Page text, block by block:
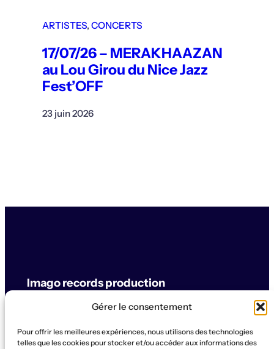
Gérer le consentement
Pour offrir les meilleures expériences, nous utilisons des technologies
telles que les cookies pour stocker et/ou accéder aux informations des
ARTISTES, CONCERTS
17/07/26 – MERAKHAAZAN
au Lou Girou du Nice Jazz
Fest’OFF
23 juin 2026
Imago records production
© Imago records production